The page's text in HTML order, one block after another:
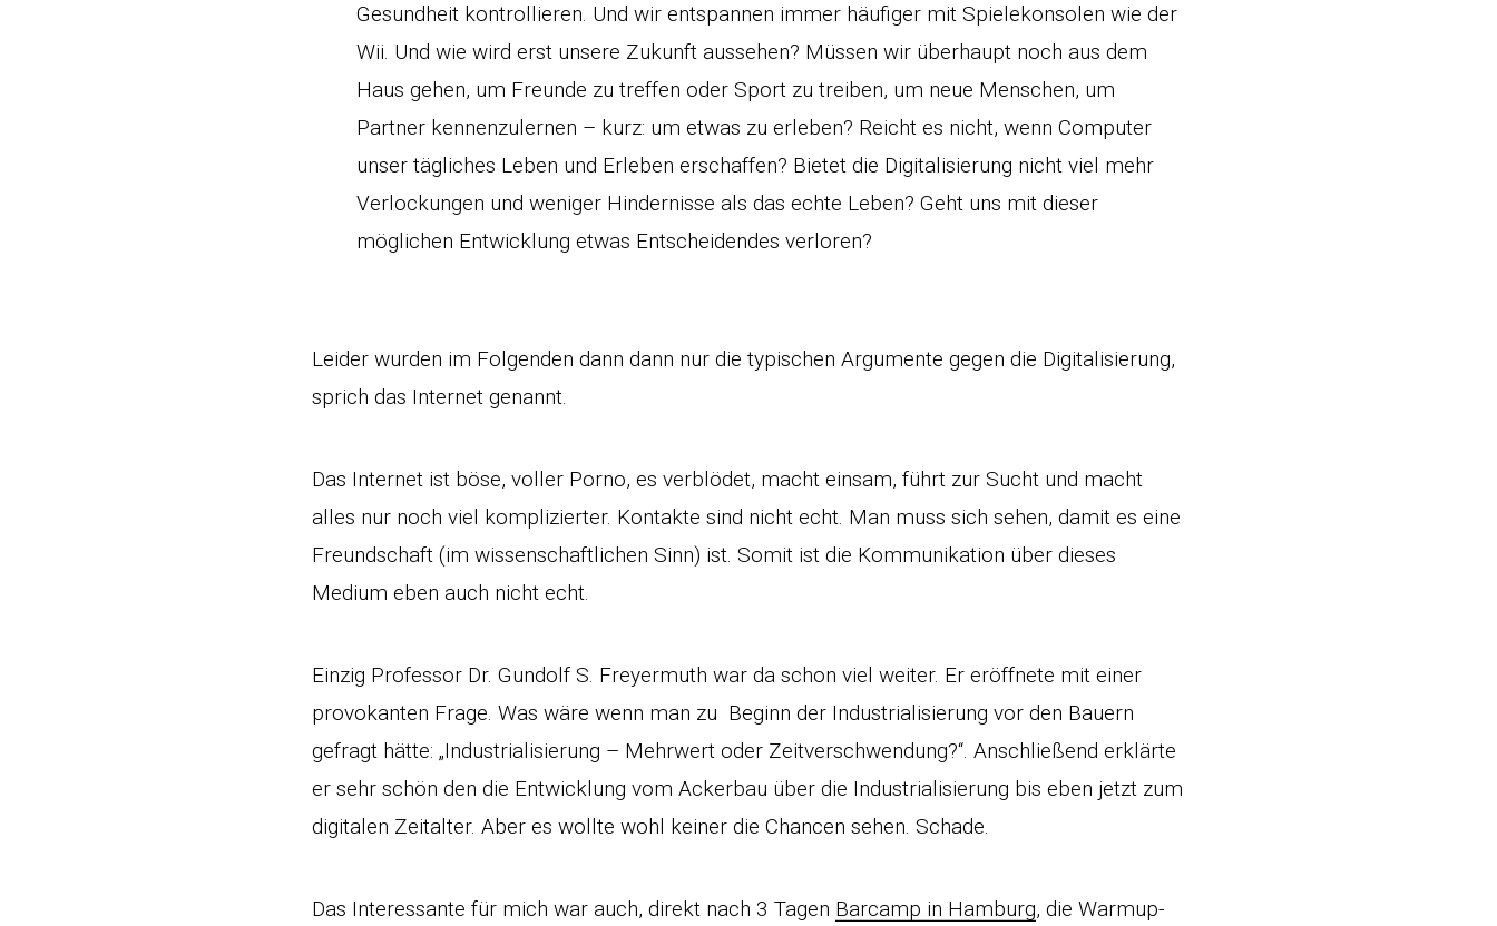
Gesundheit kontrollieren. Und wir entspannen immer häufiger mit Spielekonsolen wie der
Wii. Und wie wird erst unsere Zukunft aussehen? Müssen wir überhaupt noch aus dem
Haus gehen, um Freunde zu treffen oder Sport zu treiben, um neue Menschen, um
Partner kennenzulernen – kurz: um etwas zu erleben? Reicht es nicht, wenn Computer
unser tägliches Leben und Erleben erschaffen? Bietet die Digitalisierung nicht viel mehr
Verlockungen und weniger Hindernisse als das echte Leben? Geht uns mit dieser
möglichen Entwicklung etwas Entscheidendes verloren?
Leider wurden im Folgenden dann dann nur die typischen Argumente gegen die Digitalisierung,
sprich das Internet genannt.
Das Internet ist böse, voller Porno, es verblödet, macht einsam, führt zur Sucht und macht
alles nur noch viel komplizierter. Kontakte sind nicht echt. Man muss sich sehen, damit es eine
Freundschaft (im wissenschaftlichen Sinn) ist. Somit ist die Kommunikation über dieses
Medium eben auch nicht echt.
Einzig Professor Dr. Gundolf S. Freyermuth war da schon viel weiter. Er eröffnete mit einer
provokanten Frage. Was wäre wenn man zu Beginn der Industrialisierung vor den Bauern
gefragt hätte: „Industrialisierung – Mehrwert oder Zeitverschwendung?“. Anschließend erklärte
er sehr schön den die Entwicklung vom Ackerbau über die Industrialisierung bis eben jetzt zum
digitalen Zeitalter. Aber es wollte wohl keiner die Chancen sehen. Schade.
Das Interessante für mich war auch, direkt nach 3 Tagen Barcamp in Hamburg, die Warmup-